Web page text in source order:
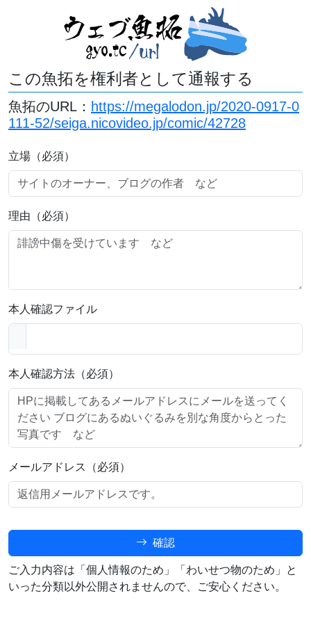
この魚拓を権利者として通報する
魚拓のURL： https://megalodon.jp/2020-0917-0
111-52/seiga.nicovideo.jp/comic/42728
立場（必須）
理由（必須）
本人確認ファイル
本人確認方法（必須）
メールアドレス（必須）
確認
ご入力内容は「個人情報のため」「わいせつ物のため」と
いった分類以外公開されませんので、ご安心ください。